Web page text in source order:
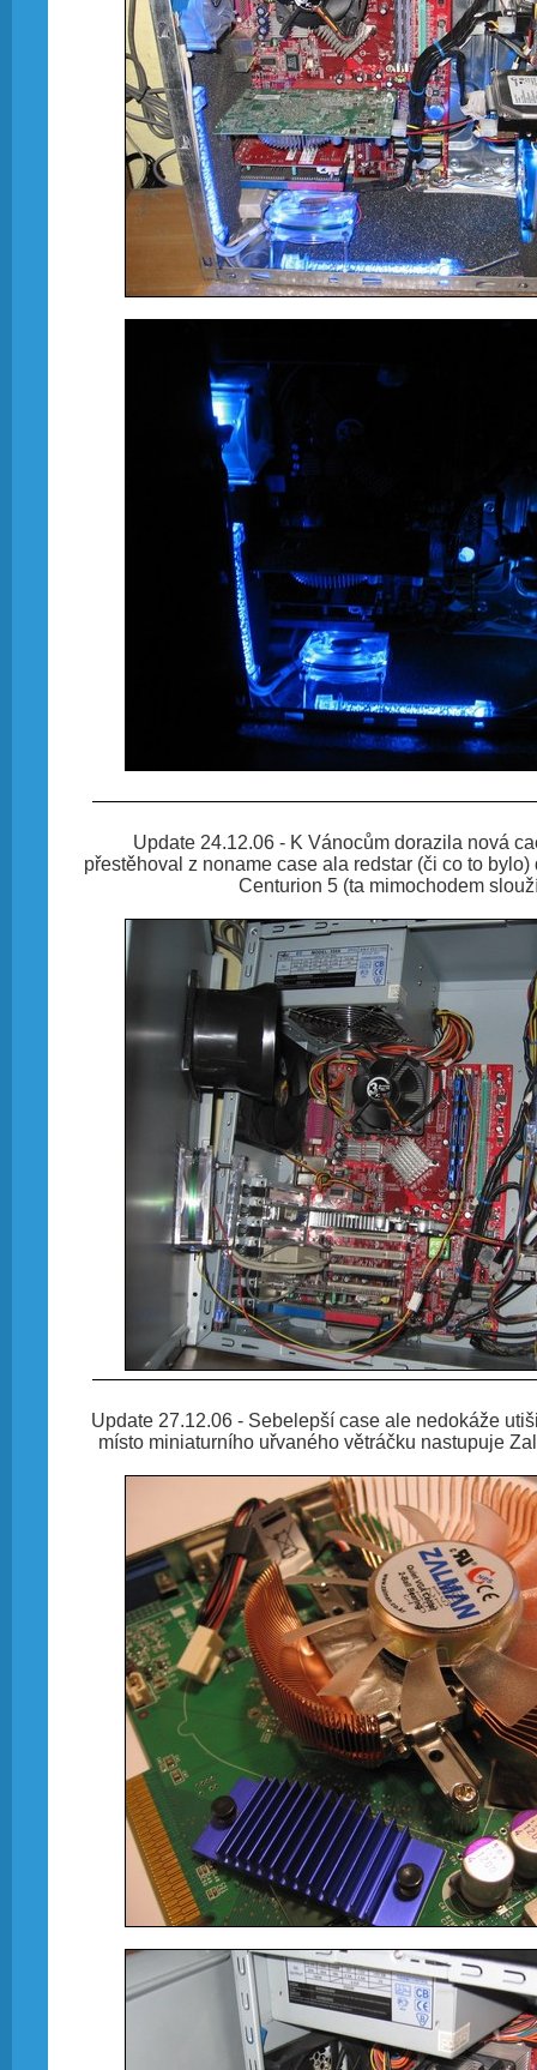
Update 24.12.06 - K Vánocům dorazila nová
přestěhoval z noname case ala redstar (či co to
Centurion 5 (ta mimochodem
Update 27.12.06 - Sebelepší case ale nedokáže
místo miniaturního uřvaného větráčku nastupuje